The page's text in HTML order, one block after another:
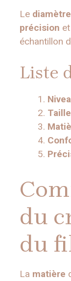
Le diamètre
précision
échantillon
Liste
du
du
La matière